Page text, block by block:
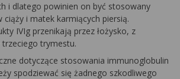
i dlatego powinien on być stosowany
i matek karmiących piersią.
IVIg przenikają przez łożysko, z
trymestu.
dotyczące stosowania immunoglobulin
spodziewać się żadnego szkodliwego